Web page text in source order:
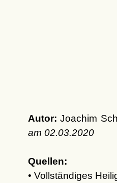
Autor: Joachim
am 02.03.2020
Quellen:
• Vollständiges